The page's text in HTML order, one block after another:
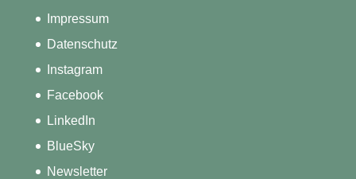
Impressum
Datenschutz
Instagram
Facebook
LinkedIn
BlueSky
Newsletter